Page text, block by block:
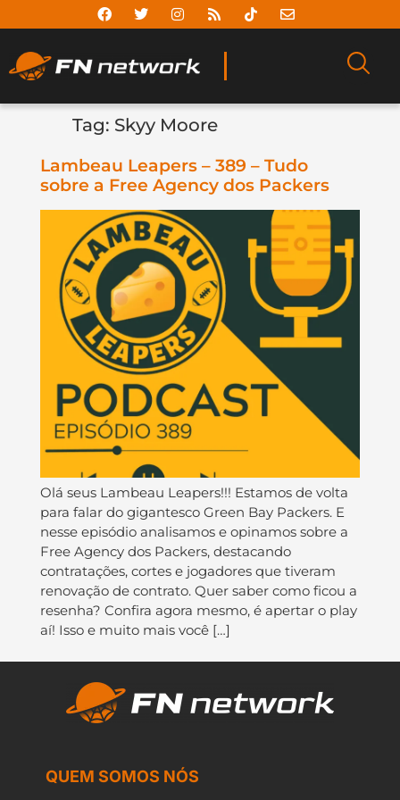
Tag: Skyy Moore
Lambeau Leapers – 389 – Tudo
sobre a Free Agency dos Packers
Olá seus Lambeau Leapers!!! Estamos de volta
para falar do gigantesco Green Bay Packers. E
nesse episódio analisamos e opinamos sobre a
Free Agency dos Packers, destacando
contratações, cortes e jogadores que tiveram
renovação de contrato. Quer saber como ficou a
resenha? Confira agora mesmo, é apertar o play
aí! Isso e muito mais você […]
QUEM SOMOS NÓS